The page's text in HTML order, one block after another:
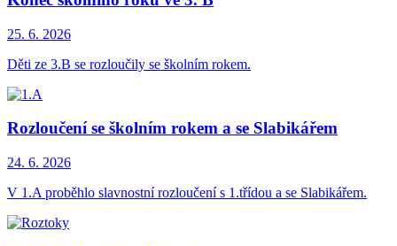
25. 6. 2026
Děti ze 3.B se rozloučily se školním rokem.
Rozloučení se školním rokem a se Slabikářem
24. 6. 2026
V 1.A proběhlo slavnostní rozloučení s 1.třídou a se Slabikářem.